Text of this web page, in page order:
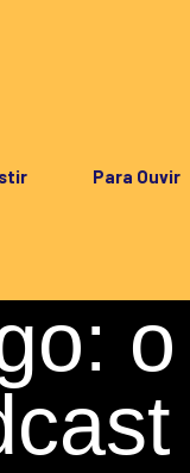
Para Ouvir